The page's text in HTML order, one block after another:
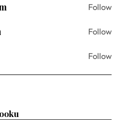
Follow
Follow
Follow